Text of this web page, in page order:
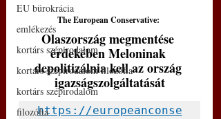
EU bürokrácia
emlékezés
kortárs szépirodalom
kortárs szépirodalom filozófia
kortárs szépirodalom
filozófia
The European Conservative:
Olaszország megmentése
érdekében Meloninak
depolitizálnia kell az ország
igazságszolgáltatását
https://europeanconse